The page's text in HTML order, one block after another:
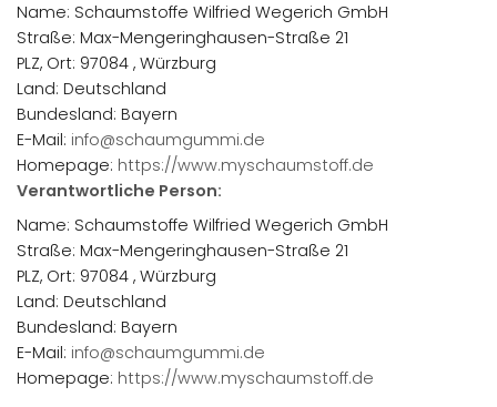
Name: Schaumstoffe Wilfried Wegerich GmbH
Straße: Max-Mengeringhausen-Straße 21
PLZ, Ort: 97084 , Würzburg
Land: Deutschland
Bundesland: Bayern
E-Mail: info@schaumgummi.de
Homepage: https://www.myschaumstoff.de
Verantwortliche Person:
Name: Schaumstoffe Wilfried Wegerich GmbH
Straße: Max-Mengeringhausen-Straße 21
PLZ, Ort: 97084 , Würzburg
Land: Deutschland
Bundesland: Bayern
E-Mail: info@schaumgummi.de
Homepage: https://www.myschaumstoff.de